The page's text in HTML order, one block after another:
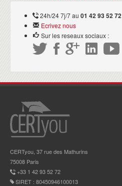
24h/24 7j/7 au 01 42 93 52 72
Ecrivez nous
Sur les reseaux sociaux :
CERTyou, 37 rue des Mathurins
75008 Paris
+33 1 42 93 52 72
SIRET : 80450946100013